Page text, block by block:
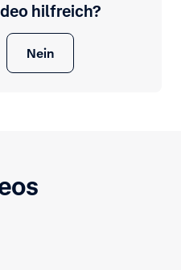
hilfreich?
Nein